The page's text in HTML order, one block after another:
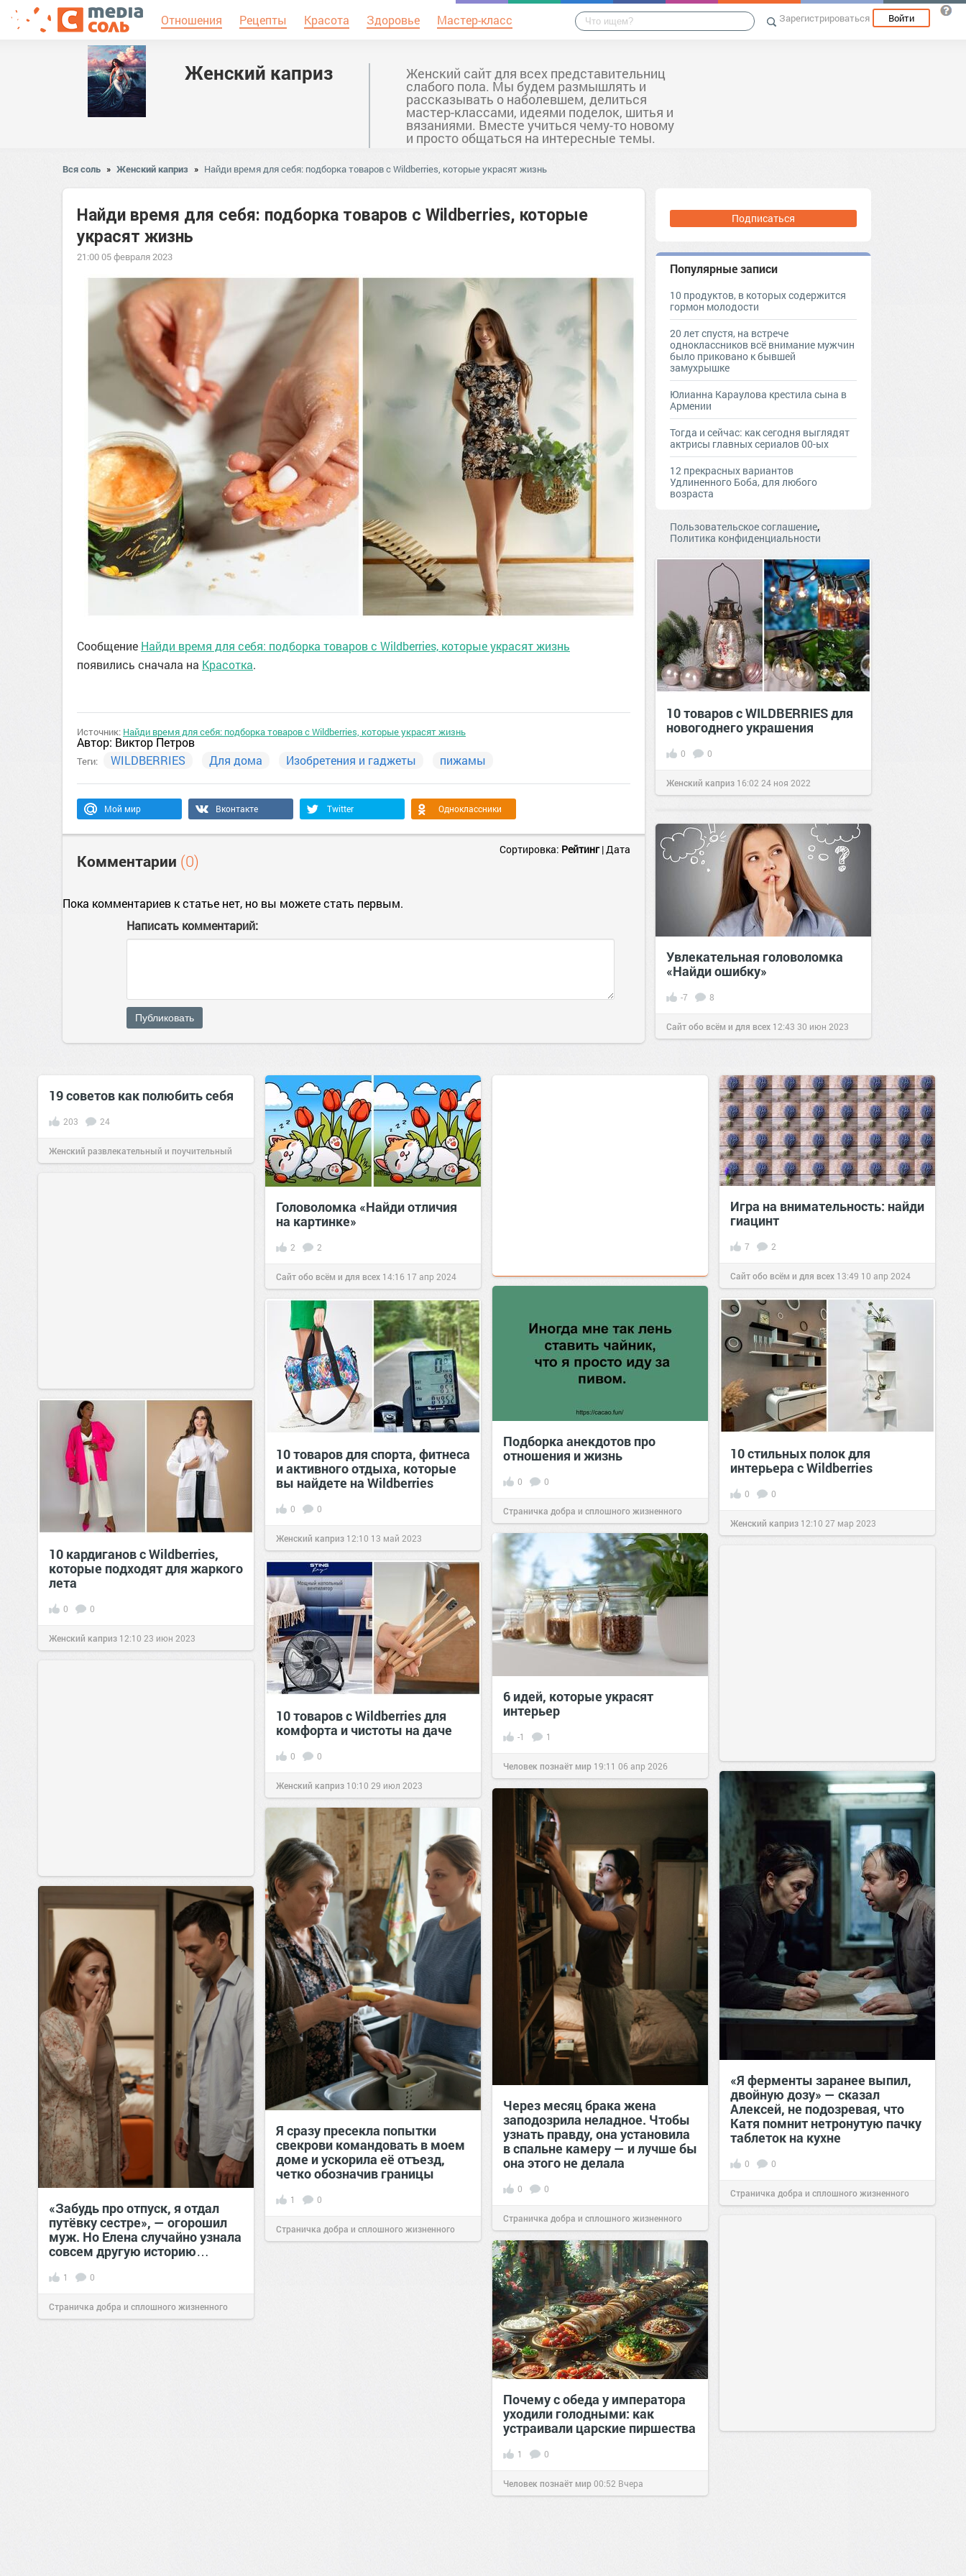
Отношения Рецепты Красота Здоровье Мастер-класс Зарегистрироваться Войти
Женский каприз Женский сайт для всех представительниц
слабого пола. Мы будем размышлять и
рассказывать о наболевшем, делиться
мастер-классами, идеями поделок, шитья и
вязаниями. Вместе учиться чему-то новому
и просто общаться на интересные темы.
Вся соль » Женский каприз » Найди время для себя: подборка товаров с Wildberries, которые украсят жизнь
Найди время для себя: подборка товаров с Wildberries, которые
украсят жизнь
21:00 05 февраля 2023
Сообщение Найди время для себя: подборка товаров с Wildberries, которые украсят жизнь
появились сначала на Красотка.
Источник: Найди время для себя: подборка товаров с Wildberries, которые украсят жизнь
Автор: Виктор Петров
Теги: WILDBERRIES Для дома Изобретения и гаджеты пижамы
Мой мир Вконтакте Twitter Одноклассники
Комментарии (0)
Сортировка: Рейтинг|Дата
Пока комментариев к статье нет, но вы можете стать первым.
Написать комментарий:
Публиковать
Подписаться
Популярные записи
10 продуктов, в которых содержится
гормон молодости
20 лет спустя, на встрече
одноклассников всё внимание мужчин
было приковано к бывшей
замухрышке
Юлианна Караулова крестила сына в
Армении
Тогда и сейчас: как сегодня выглядят
актрисы главных сериалов 00-ых
12 прекрасных вариантов
Удлиненного Боба, для любого
возраста
Пользовательское соглашение,
Политика конфиденциальности
10 товаров с WILDBERRIES для
новогоднего украшения
0 0
Женский каприз 16:02 24 ноя 2022
Увлекательная головоломка
«Найди ошибку»
-7 8
Сайт обо всём и для всех 12:43 30 июн 2023
19 советов как полюбить себя
203 24
Женский развлекательный и поучительный
Головоломка «Найди отличия
на картинке»
2 2
Сайт обо всём и для всех 14:16 17 апр 2024
Игра на внимательность: найди
гиацинт
7 2
Сайт обо всём и для всех 13:49 10 апр 2024
Подборка анекдотов про
отношения и жизнь
0 0
Страничка добра и сплошного жизненного
позитива! 20:30 23 май 2022
10 стильных полок для
интерьера с Wildberries
0 0
Женский каприз 12:10 27 мар 2023
10 товаров для спорта, фитнеса
и активного отдыха, которые
вы найдете на Wildberries
0 0
Женский каприз 12:10 13 май 2023
10 кардиганов с Wildberries,
которые подходят для жаркого
лета
0 0
Женский каприз 12:10 23 июн 2023
6 идей, которые украсят
интерьер
-1 1
Человек познаёт мир 19:11 06 апр 2026
10 товаров с Wildberries для
комфорта и чистоты на даче
0 0
Женский каприз 10:10 29 июл 2023
«Я ферменты заранее выпил,
двойную дозу» — сказал
Алексей, не подозревая, что
Катя помнит нетронутую пачку
таблеток на кухне
0 0
Страничка добра и сплошного жизненного
Через месяц брака жена
заподозрила неладное. Чтобы
узнать правду, она установила
в спальне камеру — и лучше бы
она этого не делала
0 0
Страничка добра и сплошного жизненного
позитива!00:29Вчера
Я сразу пресекла попытки
свекрови командовать в моем
доме и ускорила её отъезд,
четко обозначив границы
1 0
Страничка добра и сплошного жизненного
«Забудь про отпуск, я отдал
путёвку сестре», — огорошил
муж. Но Елена случайно узнала
совсем другую историю…
1 0
Страничка добра и сплошного жизненного
Почему с обеда у императора
уходили голодными: как
устраивали царские пиршества
1 0
Человек познаёт мир00:52 Вчера